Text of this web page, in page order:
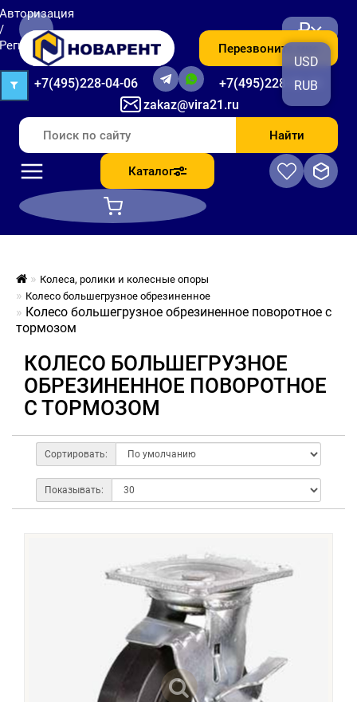
zakaz@vira21.ru
+7(495)228-04-06 +7(495)228-06-56
Перезвоните мне
₽
USD
RUB
Найти
Каталог
Колеса, ролики и колесные опоры
Колесо большегрузное обрезиненное
Колесо большегрузное обрезиненное поворотное с
тормозом
КОЛЕСО БОЛЬШЕГРУЗНОЕ
ОБРЕЗИНЕННОЕ ПОВОРОТНОЕ
С ТОРМОЗОМ
Сортировать:
Показывать: